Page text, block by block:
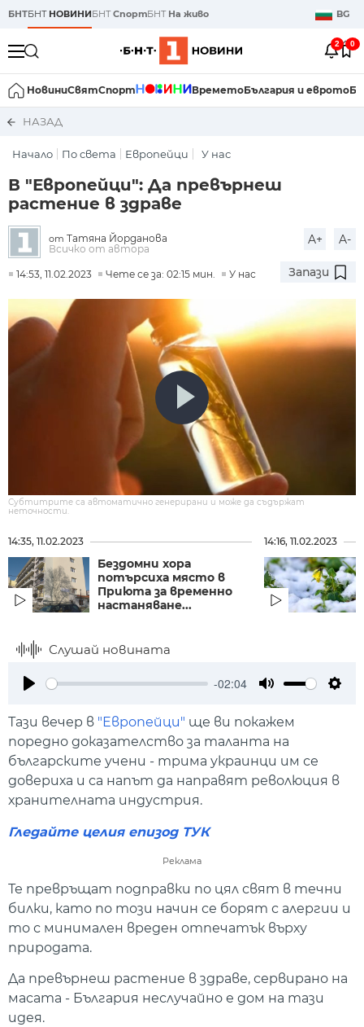
БНТБНТ НОВИНИБНТСпортБНТ На живо BG
2 0
НовиниСвятСпорт ВреметоБългария и еврото
НАЗАД
Начало По света Европейци У нас
В "Европейци": Да превърнеш
растение в здраве
от Татяна Йорданова
Всичко от автора
A+ A-
14:53, 11.02.2023 Чете се за: 02:15 мин. У нас Запази
Субтитрите са автоматично генерирани и може да съдържат
неточности.
14:35, 11.02.2023
Бездомни хора
потърсиха място в
Приюта за временно
настаняване...
14:16, 11.02.2023
Слушай новината
-02:04
Тази вечер в "Европейци" ще ви покажем
поредно доказателство за таланта на
българските учени - трима украинци им се
довериха и са напът да направят революция в
хранителната индустрия.
Гледайте целия епизод ТУК
Реклама
Те превръщат подправки по цял свят в течни
билки, като по този начин се борят с алергии и
то с минимален вреден отпечатък върху
природата.
Да превърнеш растение в здраве, сервирано на
масата - България неслучайно е дом на тази
идея.